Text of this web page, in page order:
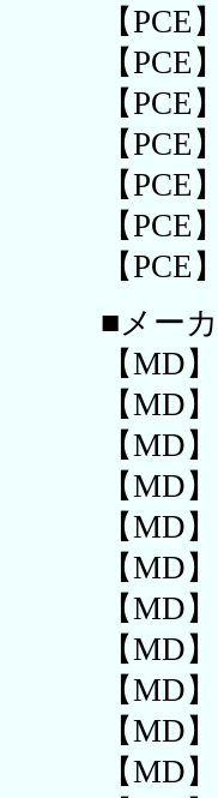
【PCE
【PCE
【PCE
【PCE
【
【
【
■メー
【MD
【MD
【MD
【MD
【MD
【MD
【MD
【MD
【MD
【MD
【MD